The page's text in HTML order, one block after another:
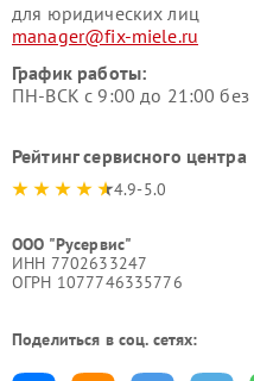
для юридических лиц
manager@fix-miele.ru
График работы:
ПН-ВСК с 9:00 до 21:00
Рейтинг сервисного центра
4.9-5.0
ООО "Русервис"
ИНН 7702633247
ОГРН 1077746335776
Поделиться в соц. сетях: